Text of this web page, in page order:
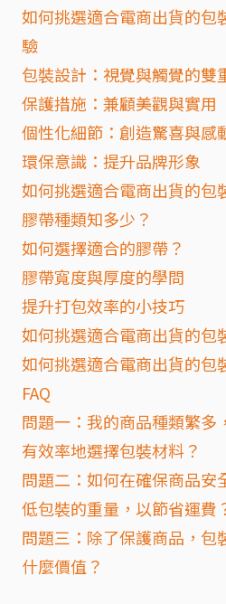
如何挑選適合電商出貨的包
驗
包裝設計：視覺與觸覺的雙
保護措施：兼顧美觀與實用
個性化細節：創造驚喜與感
環保意識：提升品牌形象
如何挑選適合電商出貨的包
膠帶種類知多少？
如何選擇適合的膠帶？
膠帶寬度與厚度的學問
提升打包效率的小技巧
如何挑選適合電商出貨的包
如何挑選適合電商出貨的包
FAQ
問題一：我的商品種類繁多
有效率地選擇包裝材料？
問題二：如何在確保商品安
低包裝的重量，以節省運費
問題三：除了保護商品，包
什麼價值？